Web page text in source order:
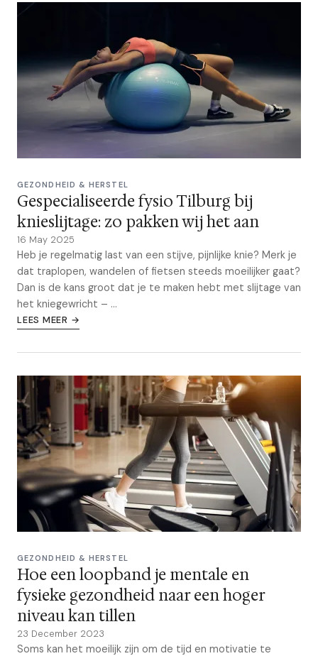
GEZONDHEID & HERSTEL
Gespecialiseerde fysio Tilburg bij
knieslijtage: zo pakken wij het aan
16 May 2025
Heb je regelmatig last van een stijve, pijnlijke knie? Merk je
dat traplopen, wandelen of fietsen steeds moeilijker gaat?
Dan is de kans groot dat je te maken hebt met slijtage van
het kniegewricht – ...
LEES MEER →
GEZONDHEID & HERSTEL
Hoe een loopband je mentale en
fysieke gezondheid naar een hoger
niveau kan tillen
23 December 2023
Soms kan het moeilijk zijn om de tijd en motivatie te